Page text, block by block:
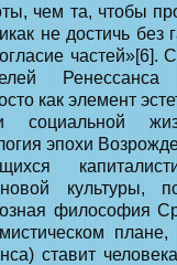
чем та, чтобы
не достичь без
частей»[6].
Ренессанса
как элемент
социальной
эпохи
культуры,
философия
ставит